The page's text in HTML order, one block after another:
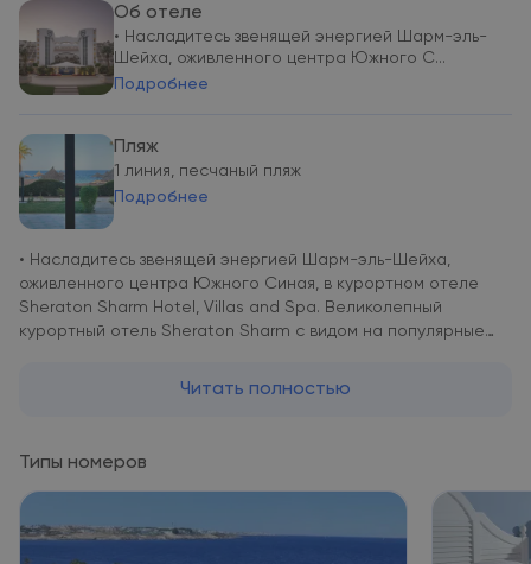
Об отеле
• Насладитесь звенящей энергией Шарм-эль-
Шейха, оживленного центра Южного С...
Подробнее
Пляж
1 линия, песчаный пляж
Подробнее
• Насладитесь звенящей энергией Шарм-эль-Шейха,
оживленного центра Южного Синая, в курортном отеле
Sheraton Sharm Hotel, Villas and Spa. Великолепный
курортный отель Sheraton Sharm с видом на популярные
пляжем в районе Эль-Паша на восточном побережье
незабываемым путешествием на границе пустыни и
морского побережья. Из 300 хорошо оборудованных
улучшенных номеров рядом с морем открывается
захватывающий вид на изумительные пейзажи. Во всех
Читать полностью
Типы номеров